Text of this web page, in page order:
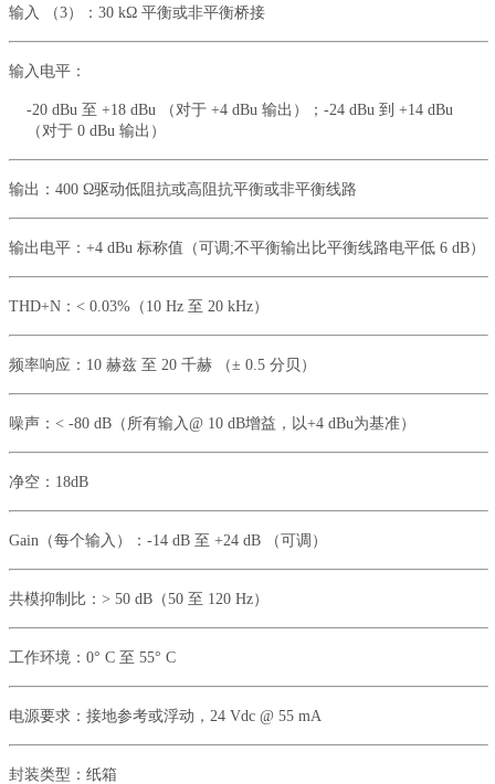
输入 （3）： 30 kΩ 平衡或非平衡桥接
输入电平：
-20 dBu 至 +18 dBu （对于 +4 dBu 输出）； -24 dBu 到 +14 dBu
（对于 0 dBu 输出）
输出： 400 Ω驱动低阻抗或高阻抗平衡或非平衡线路
输出电平： +4 dBu 标称值（可调;不平衡输出比平衡线路电平低 6 dB）
THD+N： < 0.03%（10 Hz 至 20 kHz）
频率响应： 10 赫兹 至 20 千赫 （± 0.5 分贝）
噪声： < -80 dB（所有输入@ 10 dB增益，以+4 dBu为基准）
净空：1 8dB
Gain（每个输入）： -14 dB 至 +24 dB （可调）
共模抑制比： > 50 dB（50 至 120 Hz）
工作环境： 0° C 至 55° C
电源要求： 接地参考或浮动， 24 Vdc @ 55 mA
封装类型： 纸箱